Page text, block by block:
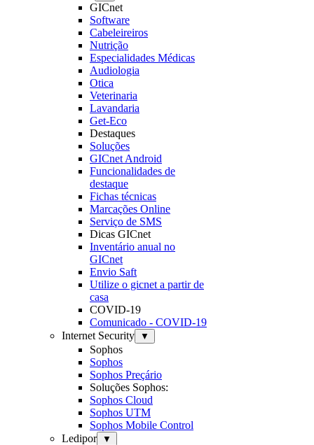
GICnet
Software
Cabeleireiros
Nutrição
Especialidades Médicas
Audiologia
Otica
Veterinaria
Lavandaria
Get-Eco
Destaques
Soluções
GICnet Android
Funcionalidades de
destaque
Fichas técnicas
Marcações Online
Serviço de SMS
Dicas GICnet
Inventário anual no
GICnet
Envio Saft
Utilize o gicnet a partir de
casa
COVID-19
Comunicado - COVID-19
Internet Security
▼
Sophos
Sophos
Sophos Preçário
Soluções Sophos:
Sophos Cloud
Sophos UTM
Sophos Mobile Control
Ledipor
▼